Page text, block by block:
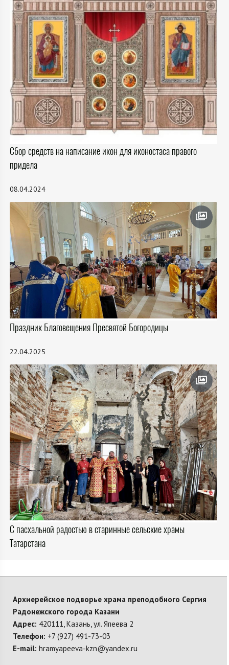
Сбор средств на написание икон для иконостаса правого
придела
08.04.2024
Праздник Благовещения Пресвятой Богородицы
22.04.2025
С пасхальной радостью в старинные сельские храмы
Татарстана
Архиерейское подворье храма преподобного Сергия
Радонежского города Казани
Адрес: 420111, Казань, ул. Япеева 2
Телефон: +7 (927) 491-73-03
E-mail: hramyapeeva-kzn@yandex.ru